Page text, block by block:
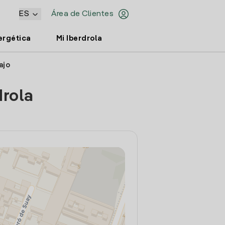
Área de Clientes
ES
Mi Iberdrola